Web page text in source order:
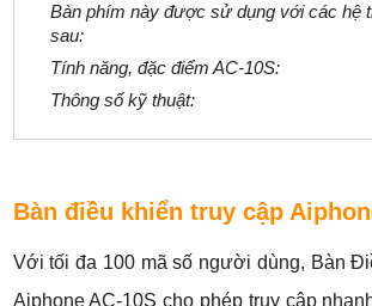
Bàn phím này được sử dụng với các hệ
sau:
Tính năng, đặc điểm AC-10S:
Thông số kỹ thuật:
Bàn điều khiển truy cập
Với tối đa 100 mã số người dùng, Bàn
Aiphone AC-10S cho phép truy cập